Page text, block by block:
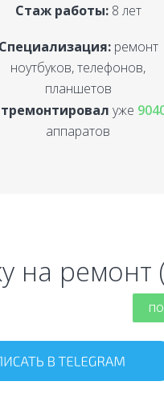
Стаж работы:8 лет
ремонт
ноутбуков, телефонов,
планшетов
уже
аппаратов
на